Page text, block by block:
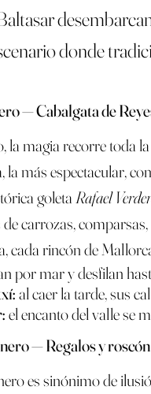
donde
— Cabalgata de
la magia recorre toda
la más espectacular,
goleta Rafael
carrozas,
cada rincón de
por mar y desfilan
al caer la tarde, sus
el encanto del valle se
— Regalos y roscón
es sinónimo de